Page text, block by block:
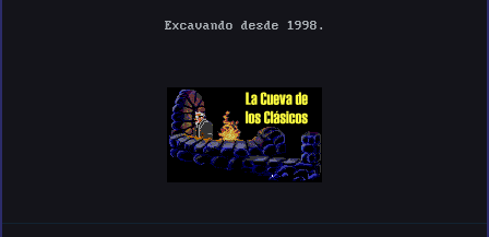
Excavando desde 1998.